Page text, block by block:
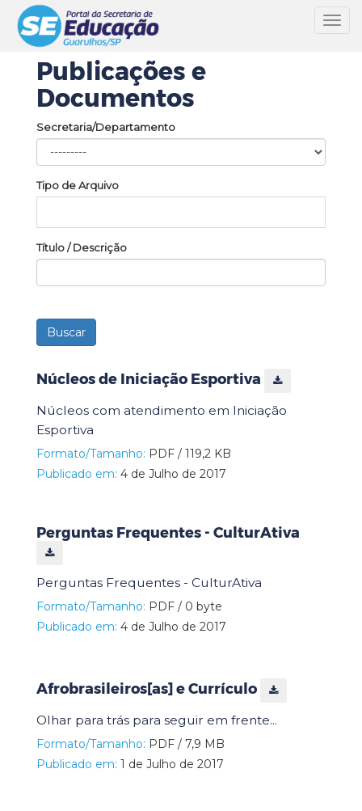
Publicações e
Documentos
Secretaria/Departamento
Tipo de Arquivo
Título / Descrição
Núcleos de Iniciação Esportiva
Núcleos com atendimento em Iniciação
Esportiva
Formato/Tamanho: PDF / 119,2 KB
Publicado em: 4 de Julho de 2017
Perguntas Frequentes - CulturAtiva
Perguntas Frequentes - CulturAtiva
Formato/Tamanho: PDF / 0 byte
Publicado em: 4 de Julho de 2017
Afrobrasileiros[as] e Currículo
Olhar para trás para seguir em frente...
Formato/Tamanho: PDF / 7,9 MB
Publicado em: 1 de Julho de 2017